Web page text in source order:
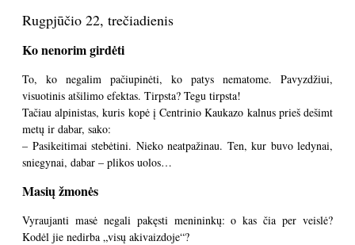
Rugpjūčio 22, trečiadienis
Ko nenorim girdėti
To, ko negalim pačiupinėti, ko patys nematome. Pavyzdžiui,
visuotinis atšilimo efektas. Tirpsta? Tegu tirpsta!
Tačiau alpinistas, kuris kopė į Centrinio Kaukazo kalnus prieš dešimt
metų ir dabar, sako:
– Pasikeitimai stebėtini. Nieko neatpažinau. Ten, kur buvo ledynai,
sniegynai, dabar – plikos uolos…
Masių žmonės
Vyraujanti masė negali pakęsti menininkų: o kas čia per veislė?
Kodėl jie nedirba „visų akivaizdoje“?